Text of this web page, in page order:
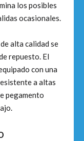
los posibles
ocasionales.
alta calidad se
repuesto. El
con una
a altas
pegamento